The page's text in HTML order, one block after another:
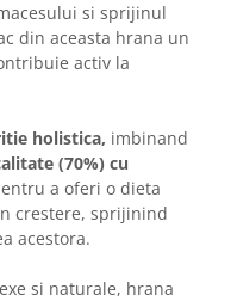
si sprijinul
din aceasta hrana un
activ la
holistica, imbinand
(70%) cu
a oferi o dieta
crestere, sprijinind
acestora.
si naturale, hrana